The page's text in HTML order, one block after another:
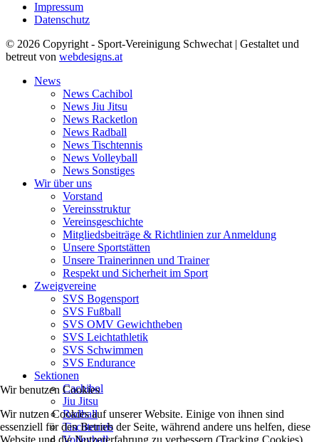
Impressum
Datenschutz
© 2026 Copyright - Sport-Vereinigung Schwechat | Gestaltet und
betreut von webdesigns.at
News
News Cachibol
News Jiu Jitsu
News Racketlon
News Radball
News Tischtennis
News Volleyball
News Sonstiges
Wir über uns
Vorstand
Vereinsstruktur
Vereinsgeschichte
Mitgliedsbeiträge & Richtlinien zur Anmeldung
Unsere Sportstätten
Unsere Trainerinnen und Trainer
Respekt und Sicherheit im Sport
Zweigvereine
SVS Bogensport
SVS Fußball
SVS OMV Gewichtheben
SVS Leichtathletik
SVS Schwimmen
SVS Endurance
Sektionen
Cachibol
Jiu Jitsu
Radball
Tischtennis
Volleyball
Wir benutzen Cookies
Wir nutzen Cookies auf unserer Website. Einige von ihnen sind
essenziell für den Betrieb der Seite, während andere uns helfen, diese
Website und die Nutzererfahrung zu verbessern (Tracking Cookies).